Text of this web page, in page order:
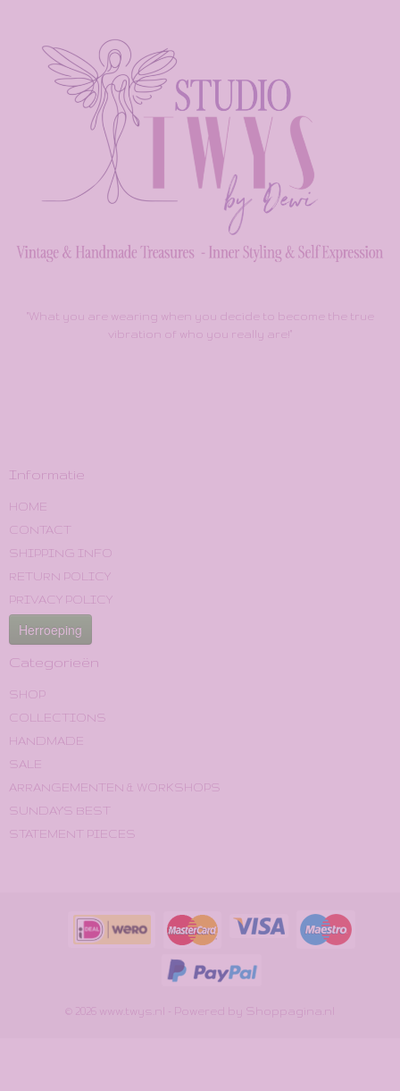
"What you are wearing when you decide to become the true
vibration of who you really are!"
Informatie
HOME
CONTACT
SHIPPING INFO
RETURN POLICY
PRIVACY POLICY
Herroeping
Categorieën
SHOP
COLLECTIONS
HANDMADE
SALE
ARRANGEMENTEN & WORKSHOPS
SUNDAY'S BEST
STATEMENT PIECES
© 2026 www.twys.nl - Powered by Shoppagina.nl